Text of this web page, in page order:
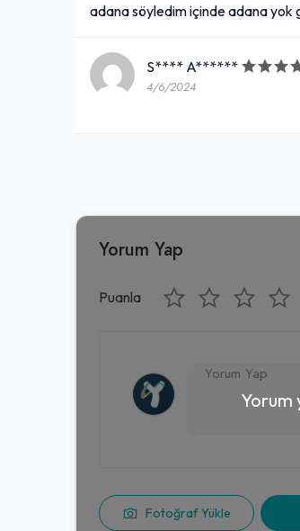
adana söyledim içinde adana yok
S**** A******
4/6/2024
Yorum Yap
Puanla
Fotoğraf Yükle
Yorum